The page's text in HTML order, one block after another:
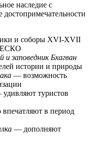
наследие с
и соборы XVI-XVII
заповедник Бхагван
истории и природы
— возможность
туристов
в период
— дополняют